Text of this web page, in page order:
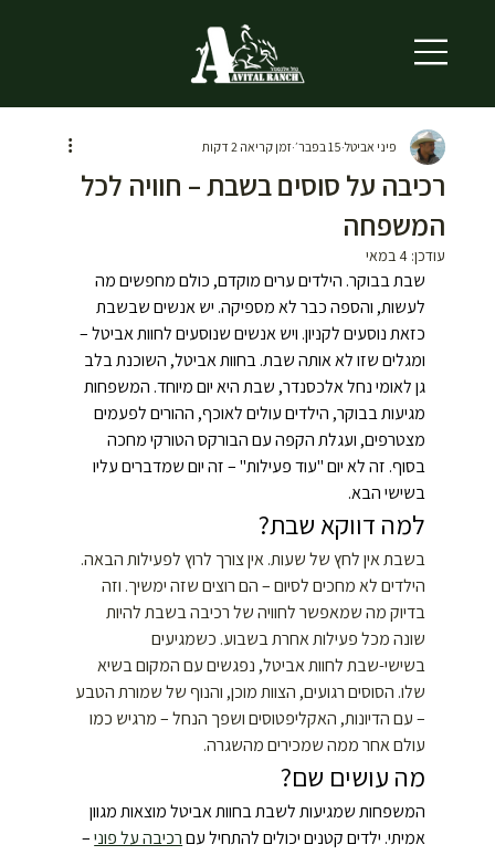
רכיבה על סוסים בשבת – חוויה לכל
המשפחה
פיני אביטל 15 בפבר׳ זמן קריאה 2 דקות
עודכן: 4 במאי
שבת בבוקר. הילדים ערים מוקדם, כולם מחפשים מה
לעשות, והספה כבר לא מספיקה. יש אנשים שבשבת
כזאת נוסעים לקניון. ויש אנשים שנוסעים לחוות אביטל –
ומגלים שזו לא אותה שבת. בחוות אביטל, השוכנת בלב
גן לאומי נחל אלכסנדר, שבת היא יום מיוחד. המשפחות
מגיעות בבוקר, הילדים עולים לאוכף, ההורים לפעמים
מצטרפים, ועגלת הקפה עם הבורקס הטורקי מחכה
בסוף. זה לא יום "עוד פעילות" – זה יום שמדברים עליו
בשישי הבא.
למה דווקא שבת?
בשבת אין לחץ של שעות. אין צורך לרוץ לפעילות הבאה.
הילדים לא מחכים לסיום – הם רוצים שזה ימשיך. וזה
בדיוק מה שמאפשר לחוויה של רכיבה בשבת להיות
שונה מכל פעילות אחרת בשבוע. כשמגיעים
בשישי-שבת לחוות אביטל, נפגשים עם המקום בשיא
שלו. הסוסים רגועים, הצוות מוכן, והנוף של שמורת הטבע
– עם הדיונות, האקליפטוסים ושפך הנחל – מרגיש כמו
עולם אחר ממה שמכירים מהשגרה.
מה עושים שם?
המשפחות שמגיעות לשבת בחוות אביטל מוצאות מגוון
אמיתי. ילדים קטנים יכולים להתחיל עם רכיבה על פוני –